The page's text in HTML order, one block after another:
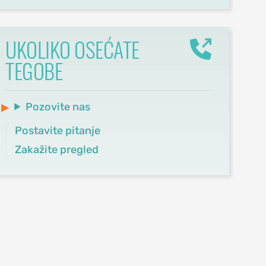
UKOLIKO OSEĆATE
TEGOBE
Pozovite nas
Postavite pitanje
Zakažite pregled